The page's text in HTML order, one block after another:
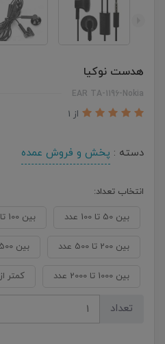
هدست نوکیا
EAR TA-1196-Nokia
از 1
دسته : پخش و فروش عمده
انتخاب تعداد:
بین 50 تا 100 عدد بین 100 تا 200 عدد
بین 200 تا 500 عدد بین 500 تا 1000 عدد
بین 1000 تا 2000 عدد کمتر از 50 عدد
تعداد